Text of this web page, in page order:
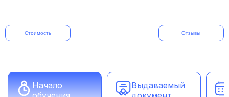
Стоимость Отзывы
Начало
Выдаваемый